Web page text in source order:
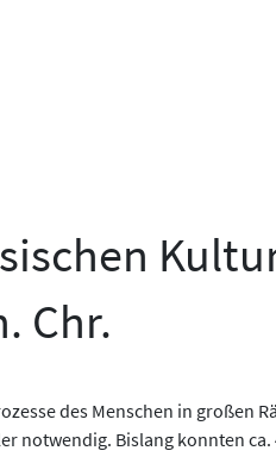
Chr.
des Menschen in großen
notwendig. Bislang konnten ca.